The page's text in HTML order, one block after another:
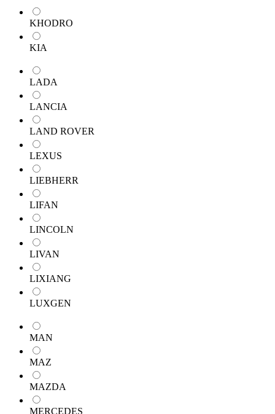
KHODRO
KIA
LADA
LANCIA
LAND ROVER
LEXUS
LIEBHERR
LIFAN
LINCOLN
LIVAN
LIXIANG
LUXGEN
MAN
MAZ
MAZDA
MERCEDES